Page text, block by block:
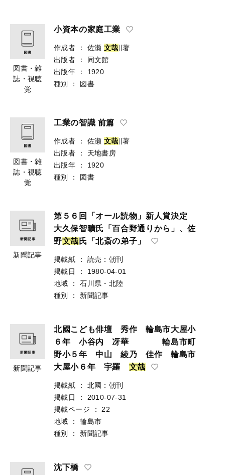
図書・雑
誌・視聴
覚
小資本の家庭工業
作成者 ： 佐瀬 文哉∥著
出版者
：
同文館
出版年
：
1920
種別
： 図書
図書・雑
誌・視聴
覚
工業の智識 前篇
作成者 ： 佐瀬 文哉∥著
出版者
：
天地書房
出版年
：
1920
種別
： 図書
新聞記事
第５６回「オール読物」新人賞決定
大久保智曠氏「百合野通りから」、佐
野文哉 氏「北斎の弟子」
掲載紙 ：
読売：朝刊
掲載日
：
1980-04-01
地域
：
石川県・北陸
種別
： 新聞記事
新聞記事
北國こども俳壇 秀作 輪島市大屋小
６年 小谷内 冴華 輪島市町
野小５年 中山 綾乃 佳作 輪島市
大屋小６年 宇羅 文哉
掲載紙 ：
北國：朝刊
掲載日
：
2010-07-31
掲載ページ
：
22
地域
：
輪島市
種別
： 新聞記事
沈下橋